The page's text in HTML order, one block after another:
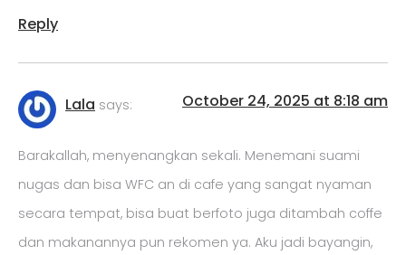
Reply
Lala says: October 24, 2025 at 8:18 am
Barakallah, menyenangkan sekali. Menemani suami
nugas dan bisa WFC an di cafe yang sangat nyaman
secara tempat, bisa buat berfoto juga ditambah coffe
dan makanannya pun rekomen ya. Aku jadi bayangin,